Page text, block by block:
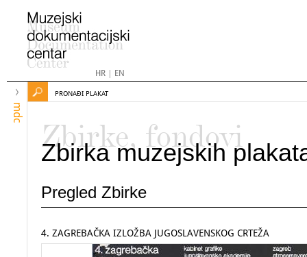
HR| EN
mdc
PRONAĐI PLAKAT
Zbirke, fondovi
Zbirka muzejskih
Pregled Zbirke
4. ZAGREBAČKA IZLOŽBA JUGOSLAVENSKOG CRTEŽA